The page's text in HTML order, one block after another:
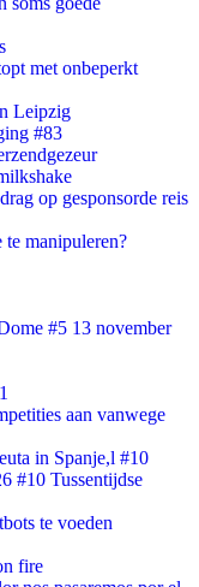
met onbeperkt
Leipzig
#83
op gesponsorde reis
te manipuleren?
#5 13 november
aan vanwege
in Spanje,l #10
#10 Tussentijdse
te voeden
fire